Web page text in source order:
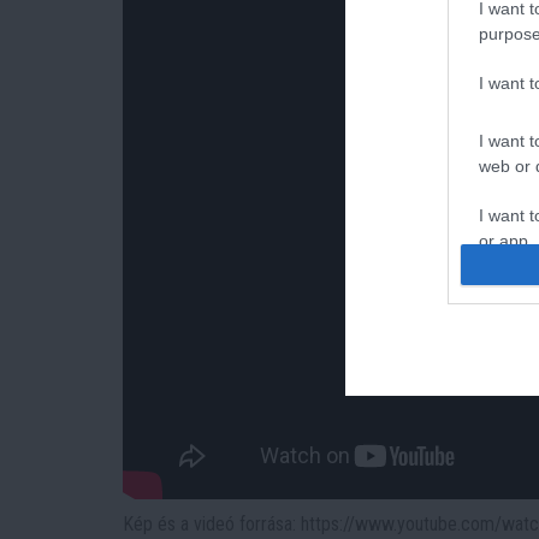
I want
I want
I want
web or
I want
or app.
I want
I want